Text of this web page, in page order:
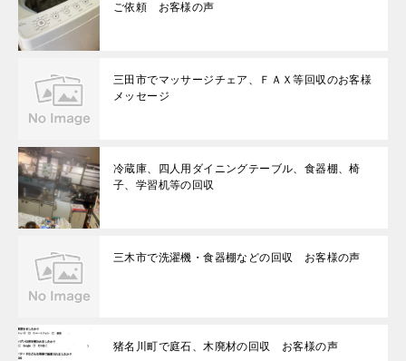
ご依頼 お客様の声
三田市でマッサージチェア、ＦＡＸ等回収のお客様
メッセージ
冷蔵庫、四人用ダイニングテーブル、食器棚、椅
子、学習机等の回収
三木市で洗濯機・食器棚などの回収 お客様の声
猪名川町で庭石、木廃材の回収 お客様の声